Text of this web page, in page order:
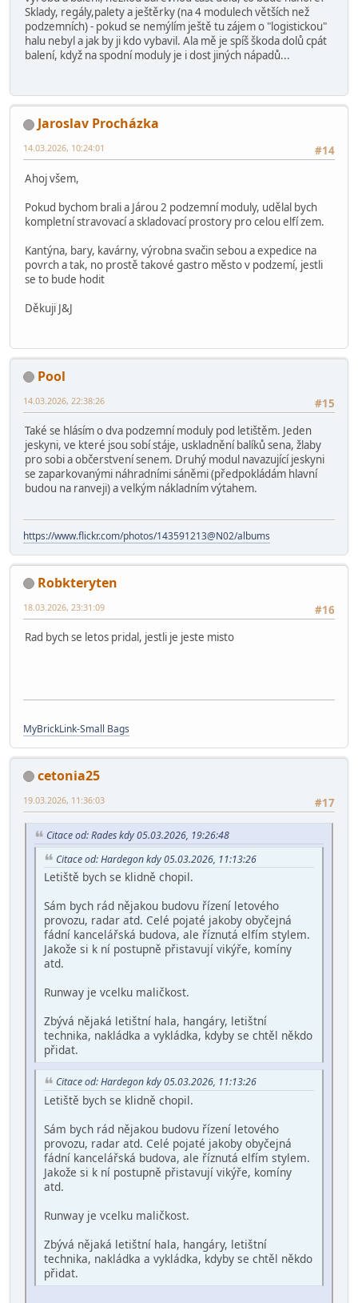
Sklady, regály,palety a ještěrky (na 4 modulech větších než
podzemních) - pokud se nemýlím ještě tu zájem o "logistickou"
halu nebyl a jak by ji kdo vybavil. Ala mě je spíš škoda dolů cpát
balení, když na spodní moduly je i dost jiných nápadů...
Jaroslav Procházka
#14
14.03.2026, 10:24:01
Ahoj všem,
Pokud bychom brali a Járou 2 podzemní moduly, udělal bych
kompletní stravovací a skladovací prostory pro celou elfí zem.
Kantýna, bary, kavárny, výrobna svačin sebou a expedice na
povrch a tak, no prostě takové gastro město v podzemí, jestli
se to bude hodit
Děkuji J&J
Pool
#15
14.03.2026, 22:38:26
Také se hlásím o dva podzemní moduly pod letištěm. Jeden
jeskyni, ve které jsou sobí stáje, uskladnění balíků sena, žlaby
pro sobi a občerstvení senem. Druhý modul navazující jeskyni
se zaparkovanými náhradními sáněmi (předpokládám hlavní
budou na ranveji) a velkým nákladním výtahem.
https://www.flickr.com/photos/143591213@N02/albums
Robkteryten
#16
18.03.2026, 23:31:09
Rad bych se letos pridal, jestli je jeste misto
MyBrickLink-Small Bags
cetonia25
#17
19.03.2026, 11:36:03
Citace od: Rades kdy 05.03.2026, 19:26:48
Citace od: Hardegon kdy 05.03.2026, 11:13:26
Letiště bych se klidně chopil.
Sám bych rád nějakou budovu řízení letového
provozu, radar atd. Celé pojaté jakoby obyčejná
fádní kancelářská budova, ale říznutá elfím stylem.
Jakože si k ní postupně přistavují vikýře, komíny
atd.
Runway je vcelku maličkost.
Zbývá nějaká letištní hala, hangáry, letištní
technika, nakládka a vykládka, kdyby se chtěl někdo
přidat.
Citace od: Hardegon kdy 05.03.2026, 11:13:26
Letiště bych se klidně chopil.
Sám bych rád nějakou budovu řízení letového
provozu, radar atd. Celé pojaté jakoby obyčejná
fádní kancelářská budova, ale říznutá elfím stylem.
Jakože si k ní postupně přistavují vikýře, komíny
atd.
Runway je vcelku maličkost.
Zbývá nějaká letištní hala, hangáry, letištní
technika, nakládka a vykládka, kdyby se chtěl někdo
přidat.